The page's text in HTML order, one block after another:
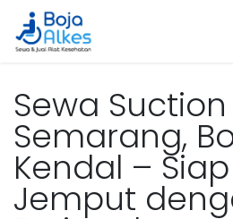
Sewa
Semarang,
Kendal –
Jemput